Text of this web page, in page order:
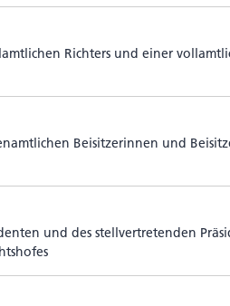
Rich­ters und einer
Bei­sit­ze­rinnen und
und des stell­ver­tre­tenden